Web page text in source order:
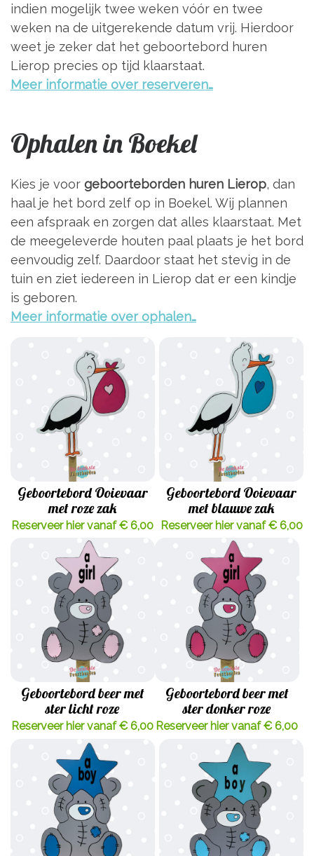
indien mogelijk twee weken vóór en twee
weken na de uitgerekende datum vrij. Hierdoor
weet je zeker dat het geboortebord huren
Lierop precies op tijd klaarstaat.
Meer informatie over reserveren…
Ophalen in Boekel
Kies je voor geboorteborden huren Lierop, dan
haal je het bord zelf op in Boekel. Wij plannen
een afspraak en zorgen dat alles klaarstaat. Met
de meegeleverde houten paal plaats je het bord
eenvoudig zelf. Daardoor staat het stevig in de
tuin en ziet iedereen in Lierop dat er een kindje
is geboren.
Meer informatie over ophalen…
Geboortebord Ooievaar
met roze zak
Reserveer hier vanaf € 6,00
Geboortebord Ooievaar
met blauwe zak
Reserveer hier vanaf € 6,00
Geboortebord beer met
ster licht roze
Reserveer hier vanaf € 6,00
Geboortebord beer met
ster donker roze
Reserveer hier vanaf € 6,00